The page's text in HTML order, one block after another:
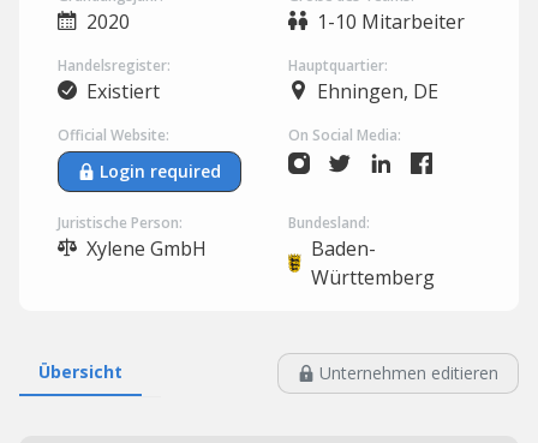
2020 1-10 Mitarbeiter
Handelsregister:
Existiert
Hauptquartier:
Ehningen, DE
Official Website:
Login required
On Social Media:
Juristische Person:
Xylene GmbH
Bundesland:
Baden-
Württemberg
Übersicht Unternehmen editieren